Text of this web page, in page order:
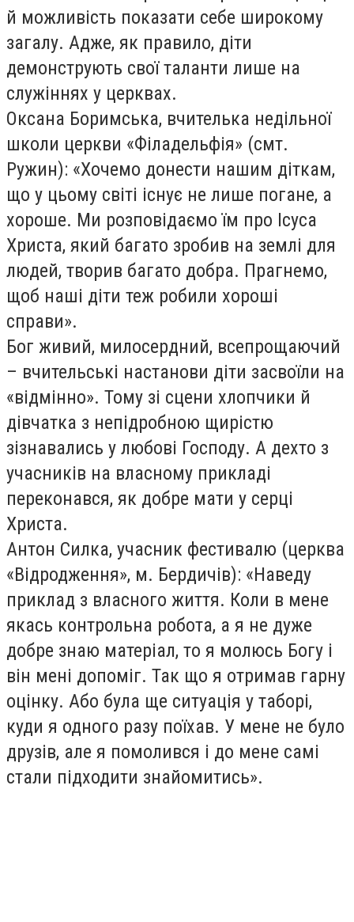
й можливість показати себе широкому
загалу. Адже, як правило, діти
демонструють свої таланти лише на
служіннях у церквах.
Оксана Боримська, вчителька недільної
школи церкви «Філадельфія» (смт.
Ружин): «Хочемо донести нашим діткам,
що у цьому світі існує не лише погане, а
хороше. Ми розповідаємо їм про Ісуса
Христа, який багато зробив на землі для
людей, творив багато добра. Прагнемо,
щоб наші діти теж робили хороші
справи».
Бог живий, милосердний, всепрощаючий
– вчительські настанови діти засвоїли на
«відмінно». Тому зі сцени хлопчики й
дівчатка з непідробною щирістю
зізнавались у любові Господу. А дехто з
учасників на власному прикладі
переконався, як добре мати у серці
Христа.
Антон Силка, учасник фестивалю (церква
«Відродження», м. Бердичів): «Наведу
приклад з власного життя. Коли в мене
якась контрольна робота, а я не дуже
добре знаю матеріал, то я молюсь Богу і
він мені допоміг. Так що я отримав гарну
оцінку. Або була ще ситуація у таборі,
куди я одного разу поїхав. У мене не було
друзів, але я помолився і до мене самі
стали підходити знайомитись».